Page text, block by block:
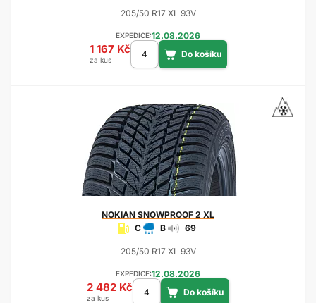
205/50 R17 XL 93V
EXPEDICE:12.08.2026
1 167 Kč
za kus
NOKIAN SNOWPROOF 2 XL
C
B 69
205/50 R17 XL 93V
EXPEDICE:12.08.2026
2 482 Kč
za kus